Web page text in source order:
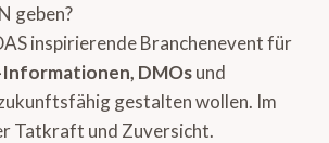
geben?
inspirierende Branchenevent für
DMOsund
gestalten wollen. Im
Tatkraft und Zuversicht.